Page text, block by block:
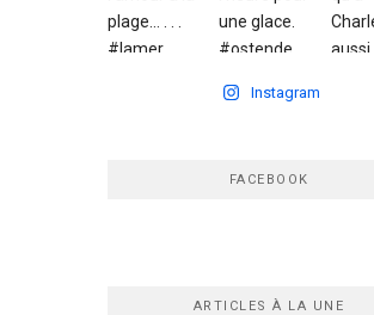
Instagram
FACEBOOK
ARTICLES À LA UNE